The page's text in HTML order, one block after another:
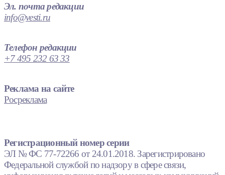
Эл. почта редакции
info@vesti.ru
Телефон редакции
+7 495 232 63 33
Реклама на сайте
Росреклама
Регистрационный номер серии
ЭЛ № ФС 77-72266 от 24.01.2018. Зарегистрировано
Федеральной службой по надзору в сфере связи,